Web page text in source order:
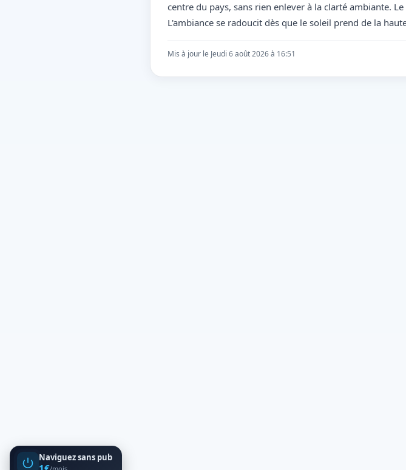
centre du pays, sans rien enlever à la clarté ambiante.
L'ambiance se radoucit dès que le soleil prend de la
Mis à jour le Jeudi 6 août 2026 à 16:51
Naviguez sans pub
1€/mois